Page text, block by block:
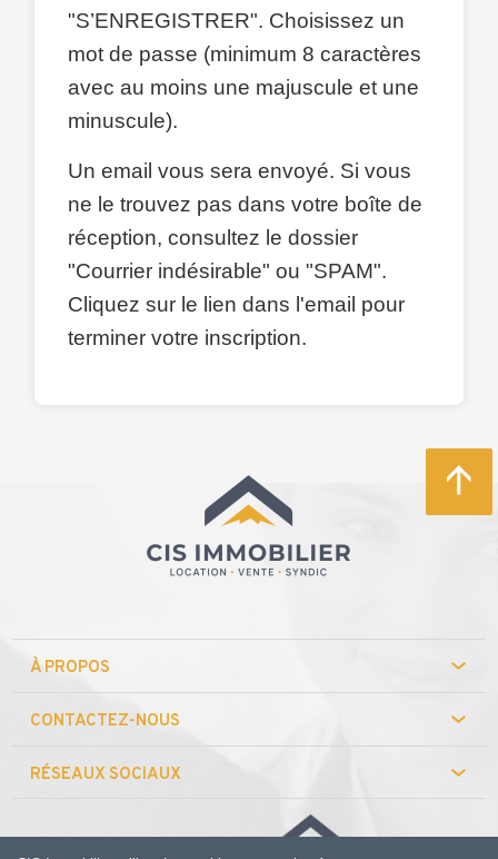
"S’ENREGISTRER". Choisissez un
mot de passe (minimum 8 caractères
avec au moins une majuscule et une
minuscule).
Un email vous sera envoyé. Si vous
ne le trouvez pas dans votre boîte de
réception, consultez le dossier
"Courrier indésirable" ou "SPAM".
Cliquez sur le lien dans l'email pour
terminer votre inscription.
À PROPOS
CONTACTEZ-NOUS
RÉSEAUX SOCIAUX